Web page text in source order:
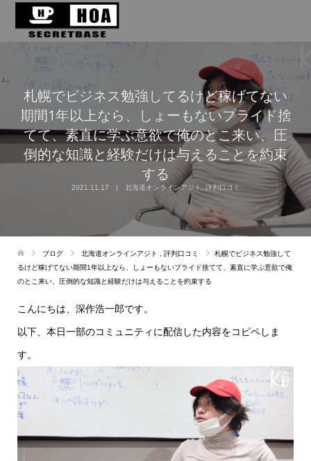
札幌でビジネス勉強してるけど稼げてない
期間1年以上なら、しょーもないプライド捨
てて、素直に学ぶ意欲で俺のとこ来い、圧
倒的な知識と経験だけは与えることを約束
する
2021.11.17 北海道オンラインアジト ,評判口コミ
ブログ 北海道オンラインアジト 評判口コミ
札幌でビジネス勉強して
るけど稼げてない期間1年以上なら、しょーもないプライド捨てて、素直に学ぶ意欲で俺
のとこ来い、圧倒的な知識と経験だけは与えることを約束する
こんにちは、深作浩一郎です。
以下、本日一部のコミュニティに配信した内容をコピペしま
す。